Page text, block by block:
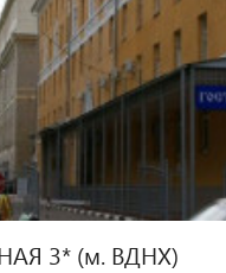
3* (м. ВДНХ)